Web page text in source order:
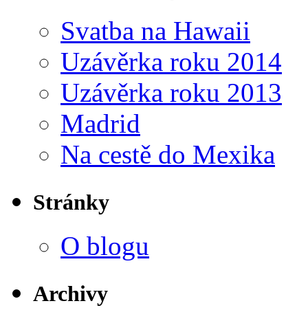
Svatba na Hawaii
Uzávěrka roku 2014
Uzávěrka roku 2013
Madrid
Na cestě do Mexika
Stránky
O blogu
Archivy